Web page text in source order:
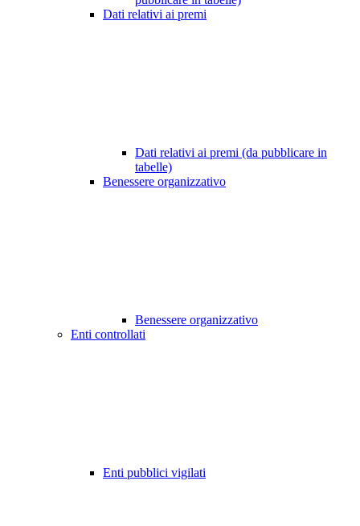
Dati relativi ai premi
Dati relativi ai premi (da pubblicare in
tabelle)
Benessere organizzativo
Benessere organizzativo
Enti controllati
Enti pubblici vigilati